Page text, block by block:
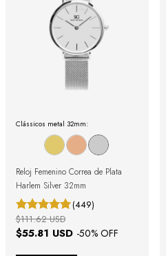
Clássicos metal 32mm:
Reloj Femenino Correa de Plata
Harlem Silver 32mm
(449)
$55.81 USD -50% OFF
$111.62 USD